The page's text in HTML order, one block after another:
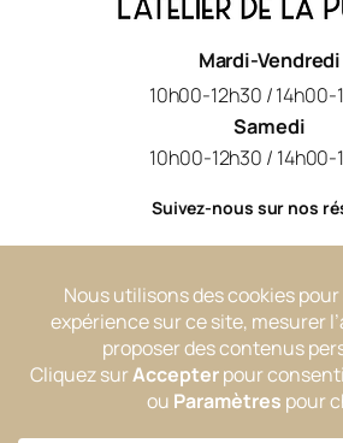
Mardi-Vendredi
10h00-12h30 / 14h00-
Samedi
10h00-12h30 / 14h00-
Suivez-nous sur nos
Collection
Notre histoire
Nos services
Actus &
FAQ